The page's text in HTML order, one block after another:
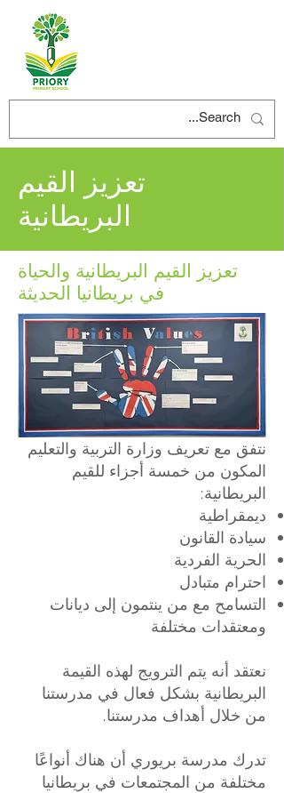
تعزيز القيم
البريطانية
تعزيز القيم البريطانية والحياة
في بريطانيا الحديثة
نتفق مع تعريف وزارة التربية والتعليم
المكون من خمسة أجزاء للقيم
البريطانية:
ديمقراطية
سيادة القانون
الحرية الفردية
احترام متبادل
التسامح مع من ينتمون إلى ديانات
ومعتقدات مختلفة
نعتقد أنه يتم الترويج لهذه القيمة
البريطانية بشكل فعال في مدرستنا
من خلال أهداف مدرستنا.
تدرك مدرسة بريوري أن هناك أنواعًا
مختلفة من المجتمعات في بريطانيا